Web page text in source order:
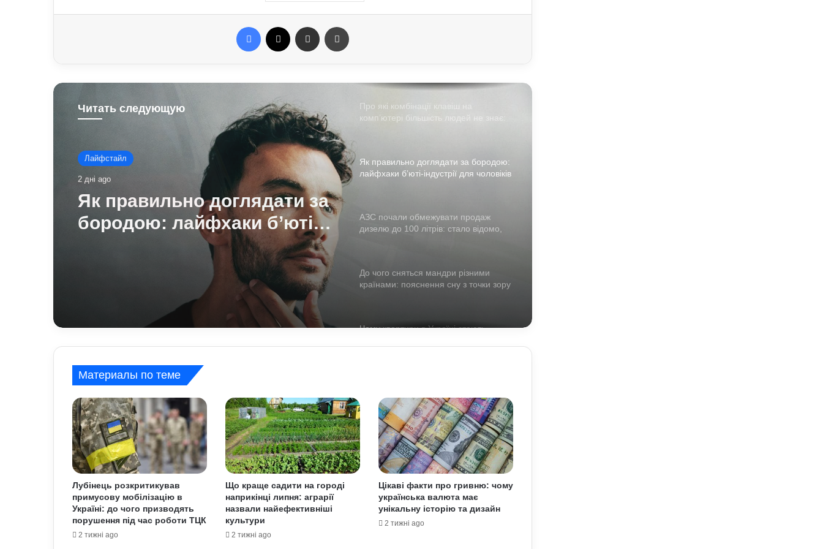
Facebook Отправить e-mail
Читать следующую
Общество
4 дні ago
АЗС почали обмежувати
продаж дизелю до 100
літрів: стало відомо, кого
стосується ліміт
Як правильно доглядати за бородою:
лайфхаки б’юті-індустрії для чоловіків
АЗС почали обмежувати продаж
дизелю до 100 літрів: стало відомо,
До чого сняться мандри різними
країнами: пояснення сну з точки зору
Чому квартири в Україні стають
мішенню злочинців: схеми, про які
Україні наприкінці липня та на
початку серпня: поради для
подорожей
Як зберегти здоров’я хребта при
постійній роботі за комп’ютером:
прості вправи та профілактика
Які криптовалюти стали поганим
прикладом: історії провалів та втрат
інвесторів
Материалы по теме
Лубінець розкритикував
примусову мобілізацію в
Україні: до чого призводять
порушення під час роботи ТЦК
2 тижні ago
Що краще садити на городі
наприкінці липня: аграрії
назвали найефективніші
культури
2 тижні ago
Цікаві факти про гривню: чому
українська валюта має
унікальну історію та дизайн
2 тижні ago